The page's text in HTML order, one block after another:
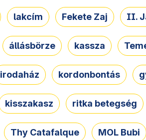
lakcím Fekete Zaj II.
állásbörze kassza
irodaház kordonbontás
kisszakasz ritka betegség
Thy Catafalque MOL Bubi